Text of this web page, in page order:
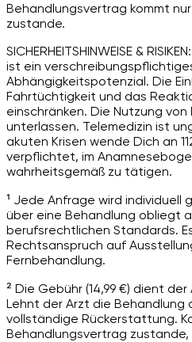
Behandlungsvertrag kommt
zustande.
SICHERHEITSHINWEISE &
ist ein
Abhängigkeitspotenzial. Die
Fahrtüchtigkeit und das
einschränken. Die Nutzung
unterlassen. Telemedizin ist
akuten Krisen wende Dich an
verpflichtet, im
wahrheitsgemäß zu tätigen.
¹ Jede Anfrage wird individuell
über eine Behandlung obliegt
berufsrechtlichen Standards.
Rechtsanspruch auf
Fernbehandlung.
² Die Gebühr (14,99 €) dient
Lehnt der Arzt die Behandlung
vollständige Rückerstattung.
Behandlungsvertrag